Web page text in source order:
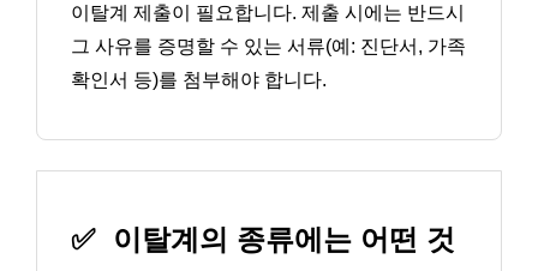
이탈계 제출이 필요합니다. 제출 시에는 반드시
그 사유를 증명할 수 있는 서류(예: 진단서, 가족
확인서 등)를 첨부해야 합니다.
✅
이탈계의 종류에는 어떤 것